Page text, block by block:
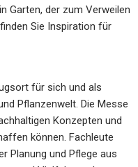
Garten, der zum Verweilen
Sie Inspiration für
für sich und als
Pflanzenwelt. Die Messe
Konzepten und
können. Fachleute
Planung und Pflege aus